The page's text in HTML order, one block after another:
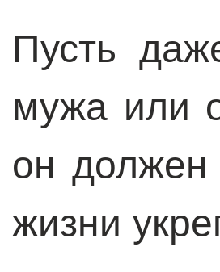
Пусть
мужа или
он должен
жизни